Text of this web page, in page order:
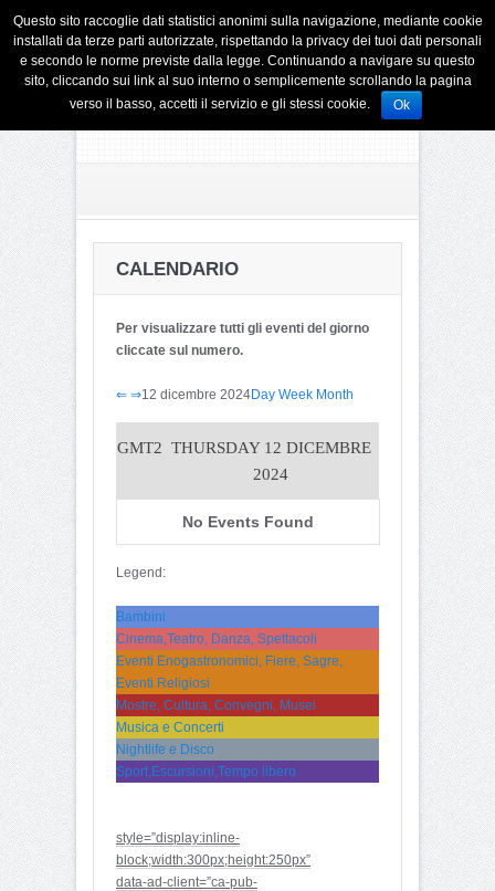
CALENDARIO
Per visualizzare tutti gli eventi del giorno
cliccate sul numero.
⇐ ⇒12 dicembre 2024Day Week Month
GMT2 THURSDAY 12 DICEMBRE
2024
No Events Found
Legend:
Bambini
Cinema,Teatro, Danza, Spettacoli
Eventi Enogastronomici, Fiere, Sagre,
Eventi Religiosi
Mostre, Cultura, Convegni, Musei
Musica e Concerti
Nightlife e Disco
Sport,Escursioni,Tempo libero
style=”display:inline-
block;width:300px;height:250px”
data-ad-client=”ca-pub-
Questo sito raccoglie dati statistici anonimi sulla navigazione, mediante cookie
installati da terze parti autorizzate, rispettando la privacy dei tuoi dati personali
e secondo le norme previste dalla legge. Continuando a navigare su questo
sito, cliccando sui link al suo interno o semplicemente scrollando la pagina
verso il basso, accetti il servizio e gli stessi cookie.
Ok